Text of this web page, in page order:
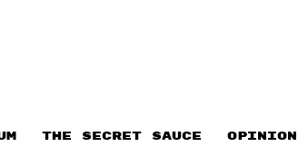
THE SECRET SAUCE​ OPINION